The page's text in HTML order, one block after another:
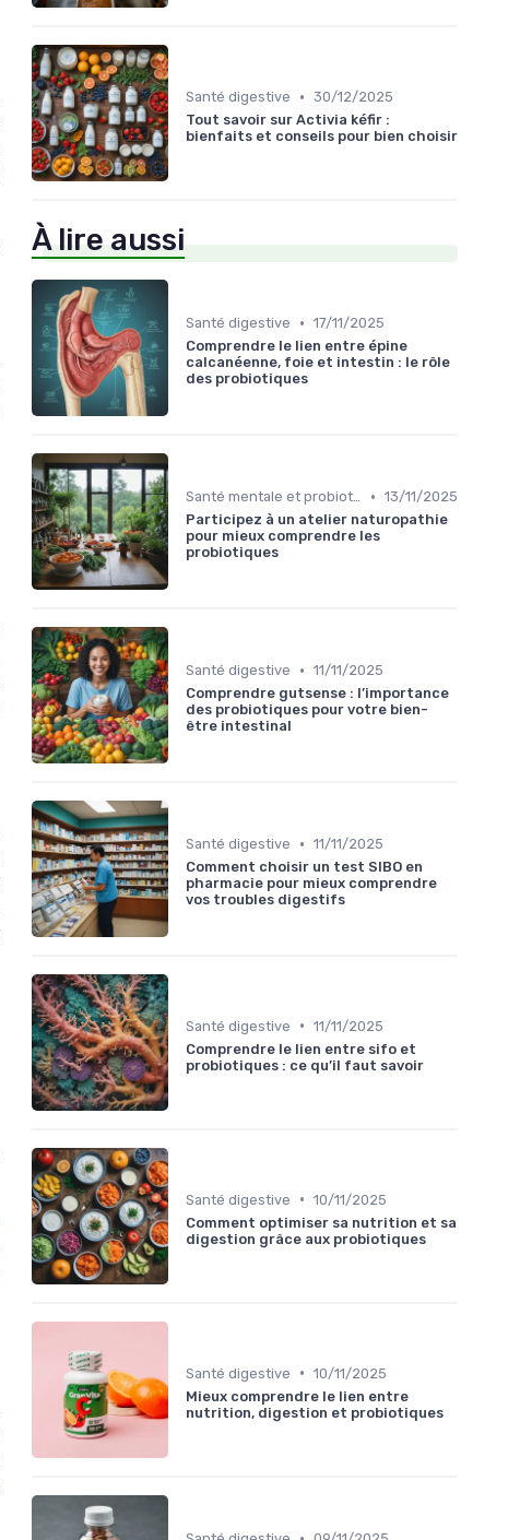
Santé digestive • 30/12/2025
Tout savoir sur Activia kéfir :
bienfaits et conseils pour bien choisir
À lire aussi
Santé digestive • 17/11/2025
Comprendre le lien entre épine
calcanéenne, foie et intestin : le rôle
des probiotiques
Santé mentale et probiotiques • 13/11/2025
Participez à un atelier naturopathie
pour mieux comprendre les
probiotiques
Santé digestive • 11/11/2025
Comprendre gutsense : l’importance
des probiotiques pour votre bien-
être intestinal
Santé digestive • 11/11/2025
Comment choisir un test SIBO en
pharmacie pour mieux comprendre
vos troubles digestifs
Santé digestive • 11/11/2025
Comprendre le lien entre sifo et
probiotiques : ce qu’il faut savoir
Santé digestive • 10/11/2025
Comment optimiser sa nutrition et sa
digestion grâce aux probiotiques
Santé digestive • 10/11/2025
Mieux comprendre le lien entre
nutrition, digestion et probiotiques